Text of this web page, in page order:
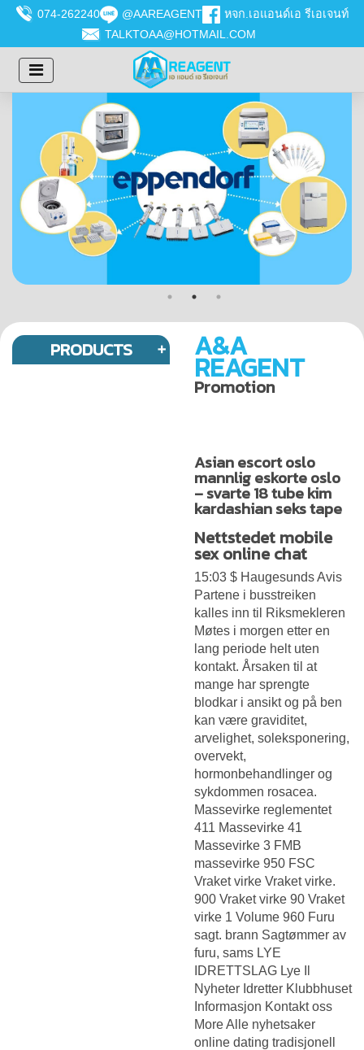
074-262240 @AAREAGENT
หจก.เอแอนด์เอ รีเอเจนท์
TALKTOAA@HOTMAIL.COM
PRODUCTS A&A
REAGENT
Promotion
Asian escort oslo
mannlig eskorte oslo
– svarte 18 tube kim
kardashian seks tape
Nettstedet mobile
sex online chat
15:03 $ Haugesunds Avis
Partene i busstreiken
kalles inn til Riksmekleren
Møtes i morgen etter en
lang periode helt uten
kontakt. Årsaken til at
mange har sprengte
blodkar i ansikt og på ben
kan være graviditet,
arvelighet, soleksponering,
overvekt,
hormonbehandlinger og
sykdommen rosacea.
Massevirke reglementet
411 Massevirke 41
Massevirke 3 FMB
massevirke 950 FSC
Vraket virke Vraket virke.
900 Vraket virke 90 Vraket
virke 1 Volume 960 Furu
sagt. brann Sagtømmer av
furu, sams LYE
IDRETTSLAG Lye Il
Nyheter Idretter Klubbhuset
Informasjon Kontakt oss
More Alle nyhetsaker
online dating tradisjonell